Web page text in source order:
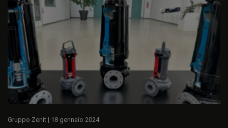
Gruppo Zenit | 18 gennaio 2024